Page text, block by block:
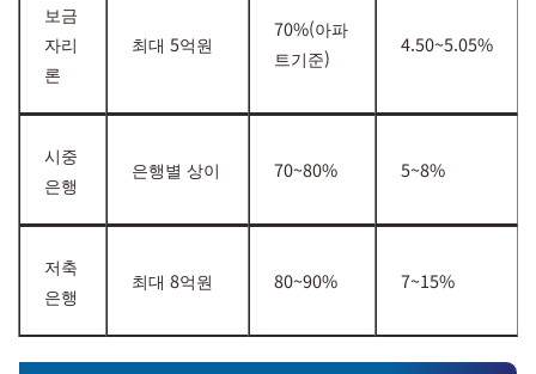
보금
자리
론
최대 5억원
70%(아파
트기준)
4.50~5.05%
시중
은행
은행별 상이 70~80% 5~8%
저축
은행
최대 8억원 80~90% 7~15%